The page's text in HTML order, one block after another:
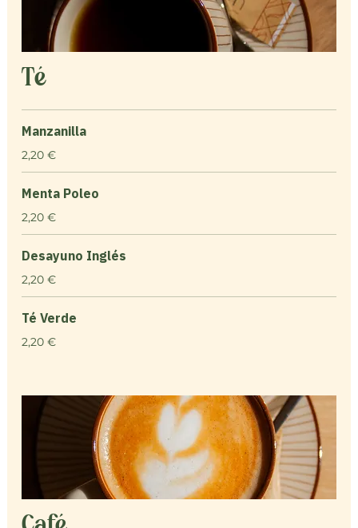
Té
Manzanilla
2,20 €
Menta Poleo
2,20 €
Desayuno Inglés
2,20 €
Té Verde
2,20 €